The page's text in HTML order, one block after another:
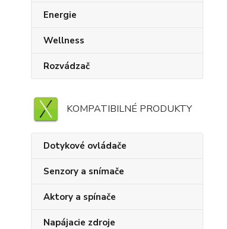
Energie
Wellness
Rozvádzač
KOMPATIBILNÉ PRODUKTY
Dotykové ovládače
Senzory a snímače
Aktory a spínače
Napájacie zdroje